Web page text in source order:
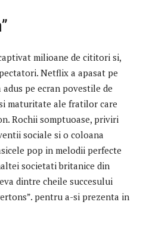
milioane de cititori si,
Netflix a apasat pe
pe ecran povestile de
maturitate ale fratilor care
Rochii somptuoase, priviri
sociale si o coloana
pop in melodii perfecte
societati britanice din
dintre cheile succesului
pentru a-si prezenta in